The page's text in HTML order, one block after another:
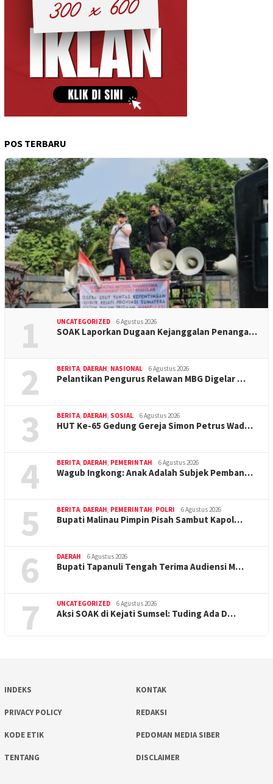
POS TERBARU
1 UNCATEGORIZED 6 Agustus 2026
SOAK Laporkan Dugaan Kejanggalan Penanga…
2 BERITA, DAERAH, NASIONAL 6 Agustus 2026
Pelantikan Pengurus Relawan MBG Digelar …
3 BERITA, DAERAH, SOSIAL 6 Agustus 2026
HUT Ke-65 Gedung Gereja Simon Petrus Wad…
4 BERITA, DAERAH, PEMERINTAH 6 Agustus 2026
Wagub Ingkong: Anak Adalah Subjek Pemban…
5 BERITA, DAERAH, PEMERINTAH, POLRI 6 Agustus 2026
Bupati Malinau Pimpin Pisah Sambut Kapol…
6 DAERAH 6 Agustus 2026
Bupati Tapanuli Tengah Terima Audiensi M…
7 UNCATEGORIZED 6 Agustus 2026
Aksi SOAK di Kejati Sumsel: Tuding Ada D…
INDEKS KONTAK
PRIVACY POLICY REDAKSI
KODE ETIK PEDOMAN MEDIA SIBER
TENTANG DISCLAIMER